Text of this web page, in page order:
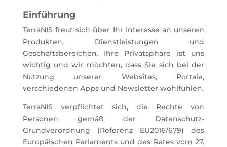
Einführung
TerraNIS freut sich über Ihr Interesse an unseren
Produkten, Dienstleistungen und
Geschäftsbereichen. Ihre Privatsphäre ist uns
wichtig und wir möchten, dass Sie sich bei der
Nutzung unserer Websites, Portale,
verschiedenen Apps und Newsletter wohlfühlen.
TerraNIS verpflichtet sich, die Rechte von
Personen gemäß der Datenschutz-
Grundverordnung (Referenz EU2016/679) des
Europäischen Parlaments und des Rates vom 27.